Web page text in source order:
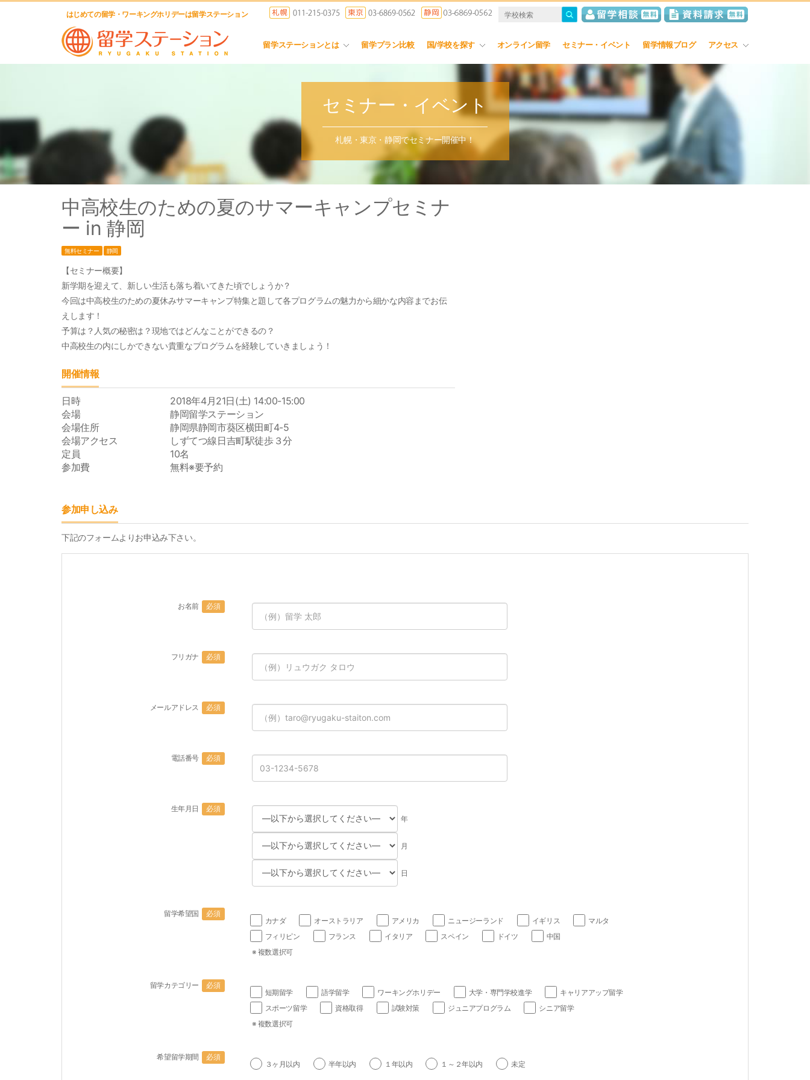
はじめての留学・ワーキングホリデーは留学ステーション
留学ステーションとは 留学プラン比較 国/学校を探す オンライン留学 セミナー・イベント 留学情報ブログ アクセス
セミナー・イベント
札幌・東京・静岡でセミナー開催中！
中高校生のための夏のサマーキャンプセミナ
ー in 静岡
無料セミナー 静岡
【セミナー概要】
新学期を迎えて、新しい生活も落ち着いてきた頃でしょうか？
今回は中高校生のための夏休みサマーキャンプ特集と題して各プログラムの魅力から細かな内容までお伝
えします！
予算は？人気の秘密は？現地ではどんなことができるの？
中高校生の内にしかできない貴重なプログラムを経験していきましょう！
開催情報
日時
2018年4月21日(土) 14:00-15:00
会場
静岡留学ステーション
会場住所
静岡県静岡市葵区横田町4-5
会場アクセス
しずてつ線日吉町駅徒歩３分
定員
10名
参加費
無料※要予約
参加申し込み
下記のフォームよりお申込み下さい。
お名前 必須
フリガナ 必須
メールアドレス 必須
電話番号 必須
生年月日
必須
年
月
日
留学希望国
必須
カナダ
オーストラリア アメリカ ニュージーランド イギリス
マルタ
フィリピン
フランス イタリア スペイン ドイツ
中国
※ 複数選択可
留学カテゴリー
必須
短期留学
語学留学 ワーキングホリデー 大学・専門学校進学
キャリアアップ留学
スポーツ留学
資格取得 試験対策 ジュニアプログラム
シニア留学
※ 複数選択可
希望留学期間
必須
３ヶ月以内
半年以内 １年以内 １～２年以内 未定